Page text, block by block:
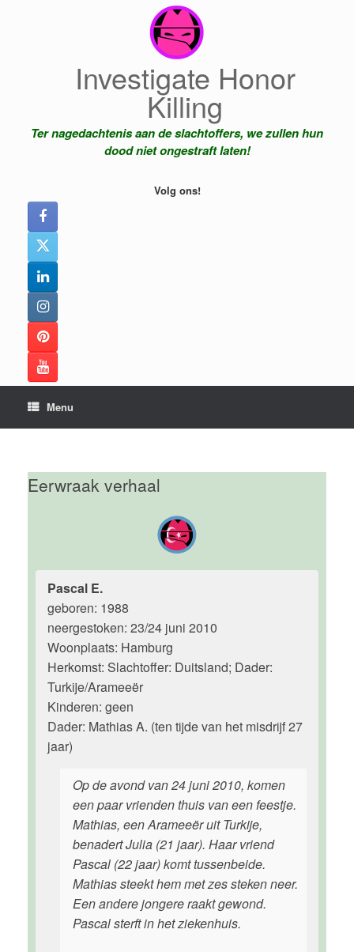
Investigate Honor
Killing
Ter nagedachtenis aan de slachtoffers, we zullen hun
dood niet ongestraft laten!
Volg ons!
Menu
Eerwraak verhaal
Pascal E.
geboren: 1988
neergestoken: 23/24 juni 2010
Woonplaats: Hamburg
Herkomst: Slachtoffer: Duitsland; Dader:
Turkije/Arameeër
Kinderen: geen
Dader: Mathias A. (ten tijde van het misdrijf 27
jaar)
Op de avond van 24 juni 2010, komen
een paar vrienden thuis van een feestje.
Mathias, een Arameeër uit Turkije,
benadert Julia (21 jaar). Haar vriend
Pascal (22 jaar) komt tussenbeide.
Mathias steekt hem met zes steken neer.
Een andere jongere raakt gewond.
Pascal sterft in het ziekenhuis.